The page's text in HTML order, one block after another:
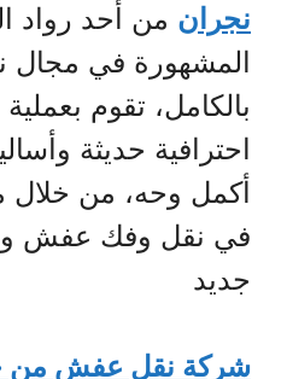
نجران من أحد رواد
المشهورة في
بالكامل، تقوم
احترافية حديثة
أكمل وحه، من
في نقل وفك عفش
جديد
شركة نقل عفش من